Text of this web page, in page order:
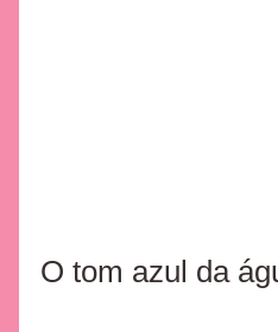
O tom azul da